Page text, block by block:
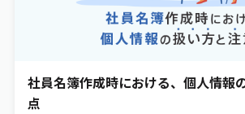
社員名簿作成時における、個人情報
点